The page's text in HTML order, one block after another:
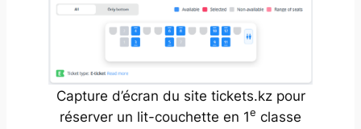
Capture d’écran du site tickets.kz pour
réserver un lit-couchette en 1e classe